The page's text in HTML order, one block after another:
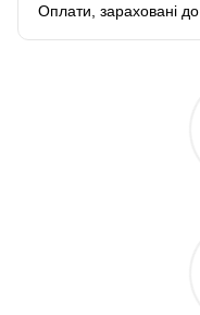
Оплати, зараховані до